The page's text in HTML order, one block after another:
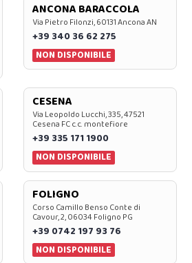
ANCONA BARACCOLA
Via Pietro Filonzi, 60131 Ancona AN
+39 340 36 62 275
NON DISPONIBILE
CESENA
Via Leopoldo Lucchi, 335, 47521
Cesena FC c.c. montefiore
+39 335 171 1900
NON DISPONIBILE
FOLIGNO
Corso Camillo Benso Conte di
Cavour, 2, 06034 Foligno PG
+39 0742 197 93 76
NON DISPONIBILE